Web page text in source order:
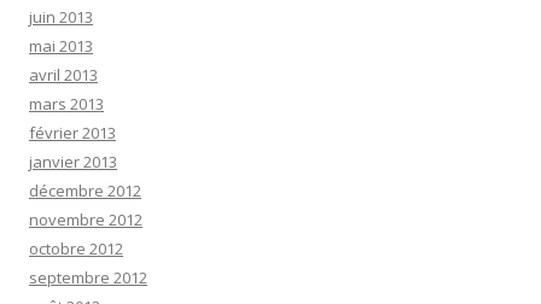
juin 2013
mai 2013
avril 2013
mars 2013
février 2013
janvier 2013
décembre 2012
novembre 2012
octobre 2012
septembre 2012